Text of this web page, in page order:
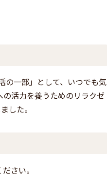
の一部」として、いつでも気
活力を養うためのリラクゼ
した。
さい。